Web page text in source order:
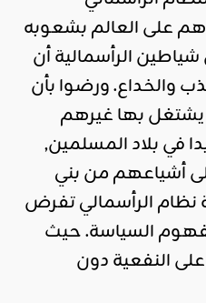
على العالم بشعوبه
الرأسمالية أن
والخداع. ورضوا بأن
بها غيرهم
في بلاد المسلمين,
أشياعهم من بني
نظام الرأسمالي تفرض
السياسة. حيث
النفعية دون